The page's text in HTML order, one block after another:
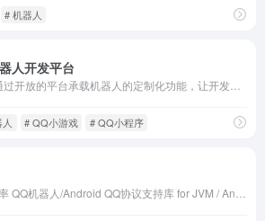
# 机器人
人开发平台
# QQ小游戏 # QQ小程序